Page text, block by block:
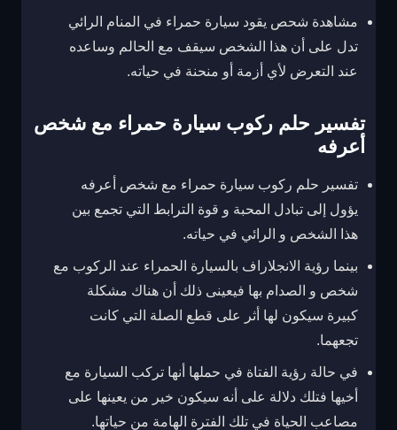
مشاهدة شحص يقود سيارة حمراء في المنام الرائي
تدل على أن هذا الشخص سيقف مع الحالم وساعده
عند التعرض لأي أزمة أو منحنة في حياته.
تفسير حلم ركوب سيارة حمراء مع شخص
أعرفه
تفسير حلم ركوب سيارة حمراء مع شخص أعرفه
يؤول إلى تبادل المحبة و قوة الترابط التي تجمع بين
هذا الشخص و الرائي في حياته.
بينما رؤية الانجلاراف بالسيارة الحمراء عند الركوب مع
شخص و الصدام بها فيعينى ذلك أن هناك مشكلة
كبيرة سيكون لها أثر على قطع الصلة التي كانت
تجعهما.
في حالة رؤية الفتاة في حملها أنها تركب السيارة مع
أخيها فتلك دلالة على أنه سيكون خير من يعينها على
مصاعب الحياة في تلك الفترة الهامة من حياتها.